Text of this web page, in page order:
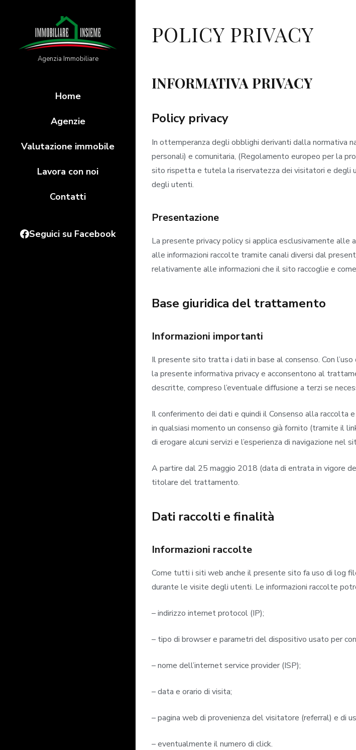
Agenzia Immobiliare
Home
Agenzie
Valutazione immobile
Lavora con noi
Contatti
Seguici su Facebook
POLICY PRIVACY
INFORMATIVA PRIVACY
Policy privacy
In ottemperanza degli obblighi derivanti dalla normativa
personali) e comunitaria, (Regolamento europeo per la
sito rispetta e tutela la riservatezza dei visitatori e degli
degli utenti.
Presentazione
La presente privacy policy si applica esclusivamente
alle informazioni raccolte tramite canali diversi dal
relativamente alle informazioni che il sito raccoglie e
Base giuridica del trattamento
Informazioni importanti
Il presente sito tratta i dati in base al consenso. Con
la presente informativa privacy e acconsentono al
descritte, compreso l’eventuale diffusione a terzi se
Il conferimento dei dati e quindi il Consenso alla
in qualsiasi momento un consenso già fornito (tramite il
di erogare alcuni servizi e l’esperienza di navigazione nel
A partire dal 25 maggio 2018 (data di entrata in vigore
titolare del trattamento.
Dati raccolti e finalità
Informazioni raccolte
Come tutti i siti web anche il presente sito fa uso di log
durante le visite degli utenti. Le informazioni raccolte
– indirizzo internet protocol (IP);
– tipo di browser e parametri del dispositivo usato per
– nome dell’internet service provider (ISP);
– data e orario di visita;
– pagina web di provenienza del visitatore (referral) e di
– eventualmente il numero di click.